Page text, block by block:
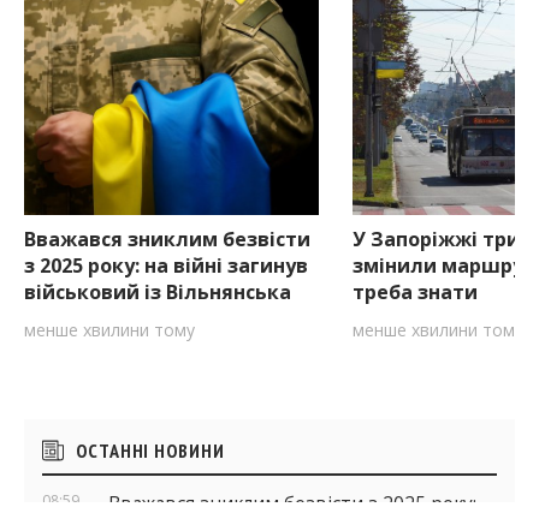
Вважався зниклим безвісти
з 2025 року: на війні загинув
військовий із Вільнянська
менше хвилини тому
У Запоріжжі три
змінили
треба знати
менше хвилини тому
Бічні
віджети
ОСТАННІ НОВИНИ
08:59